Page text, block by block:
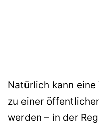
Natürlich kann
zu einer
werden – in der